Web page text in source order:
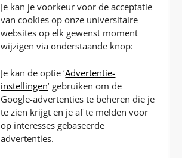
Je kan je voorkeur voor de acceptatie
van cookies op onze universitaire
websites op elk gewenst moment
wijzigen via onderstaande knop:
Je kan de optie ‘Advertentie-
instellingen’ gebruiken om de
Google-advertenties te beheren die je
te zien krijgt en je af te melden voor
op interesses gebaseerde
advertenties.